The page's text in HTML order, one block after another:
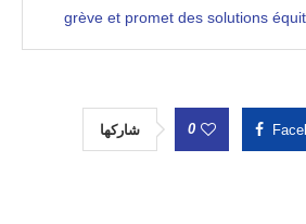
grève et promet des solutions
شاركها 0